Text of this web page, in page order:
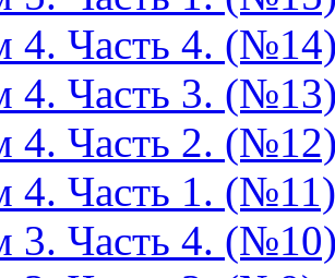
4. Часть 4.
4. Часть 3.
4. Часть 2.
4. Часть 1. (№11)
3. Часть 4.